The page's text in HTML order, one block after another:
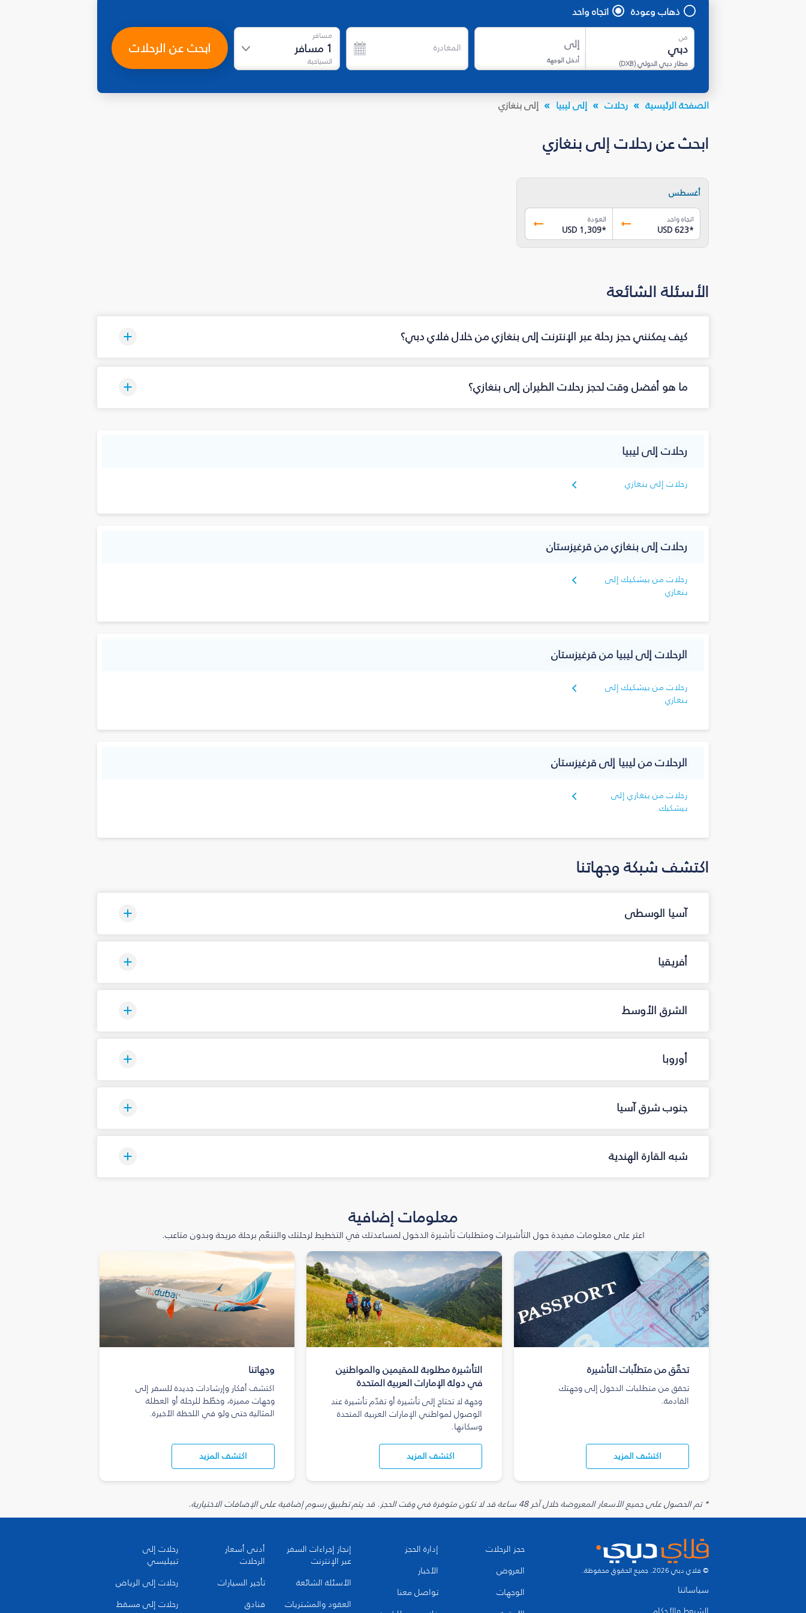
ذهاب وعودة اتجاه واحد
من
مطار دبي الدولي(
DXB
)
إلى
أدخل الوجهة
المغادرة
مسافر
1 مسافر
السياحية
ابحث عن الرحلات
الصفحة الرئيسية رحلات إلى ليبيا إلى بنغازي
ابحث عن رحلات إلى بنغازي
أغسطس
اتجاه واحد
USD 623*
العودة
USD 1,309*
الأسئلة الشائعة
كيف يمكنني حجز رحلة عبر الإنترنت إلى بنغازي من خلال فلاي دبي؟
ما هو أفضل وقت لحجز رحلات الطيران إلى بنغازي؟
رحلات إلى ليبيا
رحلات إلى بنغازي
رحلات إلى بنغازي من قرغيزستان
رحلات من بيشكيك إلى
بنغازي
الرحلات إلى ليبيا من قرغيزستان
رحلات من بيشكيك إلى
بنغازي
الرحلات من ليبيا إلى قرغيزستان
رحلات من بنغازي إلى
بيشكيك
اكتشف شبكة وجهاتنا
آسيا الوسطى
أفريقيا
الشرق الأوسط
أوروبا
جنوب شرق آسيا
شبه القارة الهندية
معلومات إضافية
اعثر على معلومات مفيدة حول التأشيرات ومتطلبات تأشيرة الدخول لمساعدتك في التخطيط لرحلتك والتنعّم برحلة مريحة وبدون متاعب.
تحقّق من متطلّبات التأشيرة
تحقق من متطلبات الدخول إلى وجهتك
القادمة.
اكتشف المزيد
التأشيرة مطلوبة للمقيمين والمواطنين
في دولة الإمارات العربية المتحدة
وجهة لا تحتاج إلى تأشيرة أو تقدّم تأشيرة عند
الوصول لمواطني الإمارات العربية المتحدة
وسكانها.
اكتشف المزيد
وجهاتنا
اكتشف أفكار وإرشادات جديدة للسفر إلى
وجهات مميزة، وخطّط للرحلة أو العطلة
المثالية حتى ولو في اللحظة الأخيرة.
اكتشف المزيد
* تم الحصول على جميع الأسعار المعروضة خلال آخر 48 ساعة قد لا تكون متوفرة في وقت الحجز. قد يتم تطبيق رسوم إضافية على الإضافات الاختيارية.
© فلاي دبي 2026. جميع الحقوق محفوظة.
سياساتنا
حجز الرحلات
العروض
الوجهات
إدارة الحجز
الأخبار
تواصل معنا
إنجاز إجراءات السفر
عبر الإنترنت
الأسئلة الشائعة
العقود والمشتريات
أدنى أسعار
الرحلات
تأجير السيارات
فنادق
رحلات إلى
تبيليسي
رحلات إلى الرياض
رحلات إلى مسقط